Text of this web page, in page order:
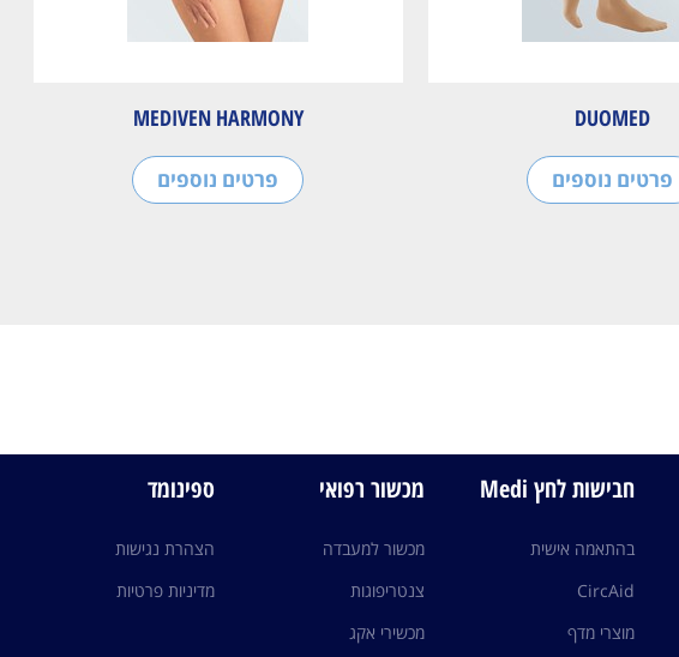
DUOMED
פרטים נוספים
MEDIVEN HARMONY
פרטים נוספים
חבישות לחץ Medi
בהתאמה אישית
CircAid
מוצרי מדף
מכשור רפואי
מכשור למעבדה
צנטריפוגות
מכשירי אקג
ספינומד
הצהרת נגישות
מדיניות פרטיות